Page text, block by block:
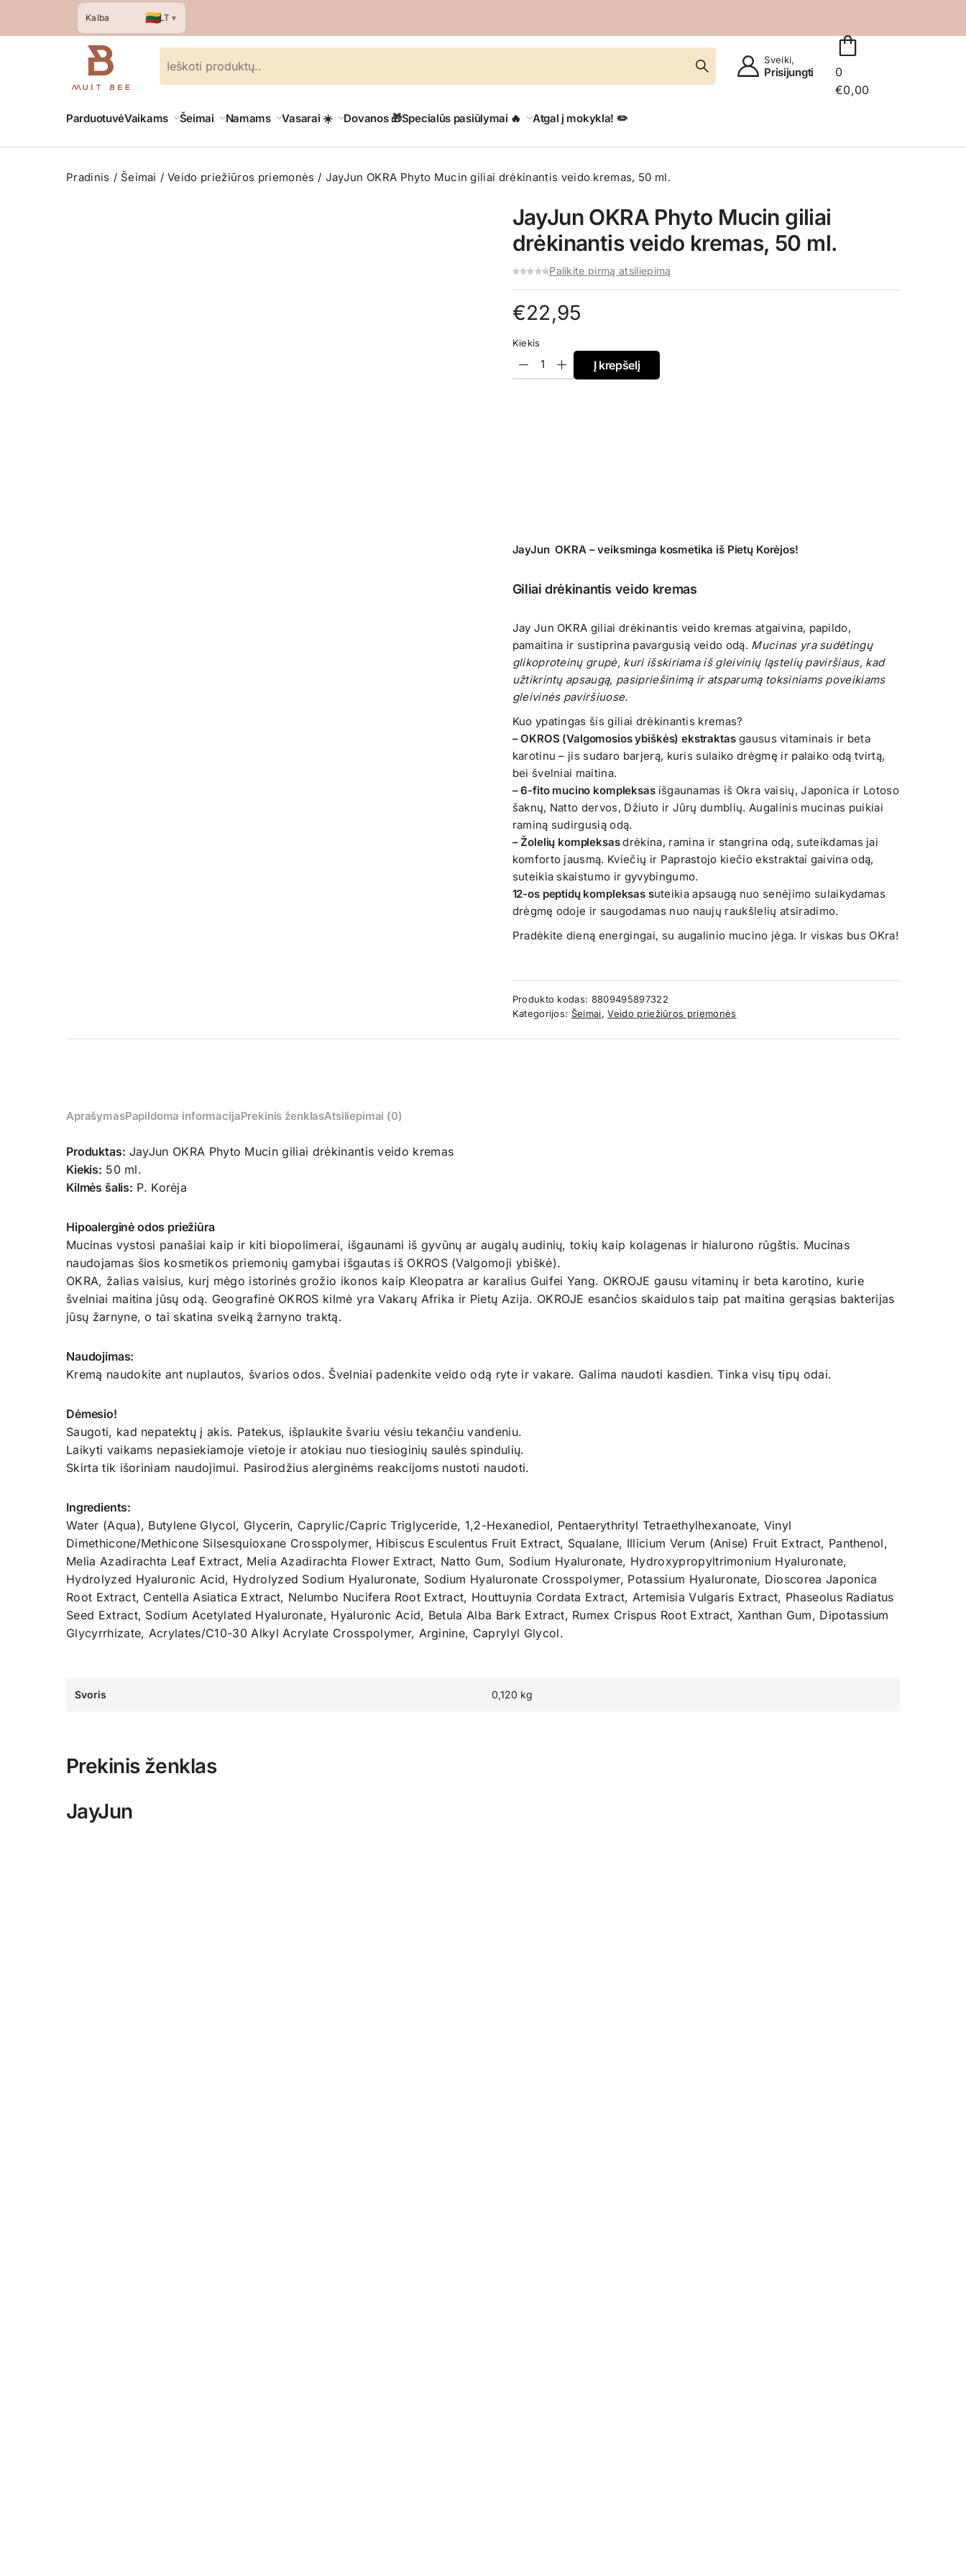
Kalba 🇱🇹LT ▼
Sveiki,
Prisijungti
0
€0,00
ParduotuvėVaikams Šeimai Namams Vasarai ☀️ Dovanos 🎁Specialūs pasiūlymai 🔥 Atgal į mokykla! ✏️
Pradinis Šeimai Veido priežiūros priemonės JayJun OKRA Phyto Mucin giliai drėkinantis veido kremas, 50 ml.
JayJun OKRA Phyto Mucin giliai
drėkinantis veido kremas, 50 ml.
Palikite pirmą atsiliepimą
€22,95
Kiekis
Į krepšelį
JayJun OKRA – veiksminga kosmetika iš Pietų Korėjos!
Giliai drėkinantis veido kremas
Jay Jun OKRA giliai drėkinantis veido kremas atgaivina, papildo,
pamaitina ir sustiprina pavargusią veido odą. Mucinas yra sudėtingų
glikoproteinų grupė, kuri išskiriama iš gleivinių ląstelių paviršiaus, kad
užtikrintų apsaugą, pasipriešinimą ir atsparumą toksiniams poveikiams
gleivinės paviršiuose.
Kuo ypatingas šis giliai drėkinantis kremas?
– OKROS (Valgomosios ybiškės) ekstraktasgausus vitaminais ir beta
karotinu – jis sudaro barjerą, kuris sulaiko drėgmę ir palaiko odą tvirtą,
bei švelniai maitina.
– 6-fito mucino kompleksas išgaunamas iš Okra vaisių, Japonica ir Lotoso
šaknų, Natto dervos, Džiuto ir Jūrų dumblių. Augalinis mucinas puikiai
raminą sudirgusią odą.
– Žolelių kompleksasdrėkina, ramina ir stangrina odą, suteikdamas jai
komforto jausmą. Kviečių ir Paprastojo kiečio ekstraktai gaivina odą,
suteikia skaistumo ir gyvybingumo.
12-os peptidų kompleksas suteikia apsaugą nuo senėjimo sulaikydamas
drėgmę odoje ir saugodamas nuo naujų raukšlelių atsiradimo.
Pradėkite dieną energingai, su augalinio mucino jėga. Ir viskas bus OKra!
Produkto kodas: 8809495897322
Kategorijos: Šeimai,Veido priežiūros priemonės
AprašymasPapildoma informacijaPrekinis ženklasAtsiliepimai (0)
Produktas: JayJun OKRA Phyto Mucin giliai drėkinantis veido kremas
Kiekis: 50 ml.
Kilmės šalis: P. Korėja
Hipoalerginė odos priežiūra
Mucinas vystosi panašiai kaip ir kiti biopolimerai, išgaunami iš gyvūnų ar augalų audinių, tokių kaip kolagenas ir hialurono rūgštis. Mucinas
naudojamas šios kosmetikos priemonių gamybai išgautas iš OKROS (Valgomoji ybiškė).
OKRA, žalias vaisius, kurį mėgo istorinės grožio ikonos kaip Kleopatra ar karalius Guifei Yang. OKROJE gausu vitaminų ir beta karotino, kurie
švelniai maitina jūsų odą. Geografinė OKROS kilmė yra Vakarų Afrika ir Pietų Azija. OKROJE esančios skaidulos taip pat maitina gerąsias bakterijas
jūsų žarnyne, o tai skatina sveiką žarnyno traktą.
Naudojimas:
Kremą naudokite ant nuplautos, švarios odos. Švelniai padenkite veido odą ryte ir vakare. Galima naudoti kasdien. Tinka visų tipų odai.
Dėmesio!
Saugoti, kad nepatektų į akis. Patekus, išplaukite švariu vėsiu tekančiu vandeniu.
Laikyti vaikams nepasiekiamoje vietoje ir atokiau nuo tiesioginių saulės spindulių.
Skirta tik išoriniam naudojimui. Pasirodžius alerginėms reakcijoms nustoti naudoti.
Ingredients:
Water (Aqua), Butylene Glycol, Glycerin, Caprylic/Capric Triglyceride, 1,2-Hexanediol, Pentaerythrityl Tetraethylhexanoate, Vinyl
Dimethicone/Methicone Silsesquioxane Crosspolymer, Hibiscus Esculentus Fruit Extract, Squalane, Illicium Verum (Anise) Fruit Extract, Panthenol,
Melia Azadirachta Leaf Extract, Melia Azadirachta Flower Extract, Natto Gum, Sodium Hyaluronate, Hydroxypropyltrimonium Hyaluronate,
Hydrolyzed Hyaluronic Acid, Hydrolyzed Sodium Hyaluronate, Sodium Hyaluronate Crosspolymer, Potassium Hyaluronate, Dioscorea Japonica
Root Extract, Centella Asiatica Extract, Nelumbo Nucifera Root Extract, Houttuynia Cordata Extract, Artemisia Vulgaris Extract, Phaseolus Radiatus
Seed Extract, Sodium Acetylated Hyaluronate, Hyaluronic Acid, Betula Alba Bark Extract, Rumex Crispus Root Extract, Xanthan Gum, Dipotassium
Glycyrrhizate, Acrylates/C10-30 Alkyl Acrylate Crosspolymer, Arginine, Caprylyl Glycol.
Svoris 0,120 kg
Prekinis ženklas
JayJun